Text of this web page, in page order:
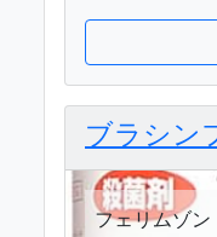
ブラシン
フェリムゾン